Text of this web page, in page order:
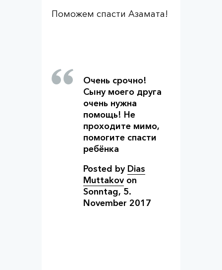
Поможем спасти Азамата!
Очень срочно!
Сыну моего друга
очень нужна
помощь! Не
проходите мимо,
помогите спасти
ребёнка
Posted by Dias
Muttakov on
Sonntag, 5.
November 2017